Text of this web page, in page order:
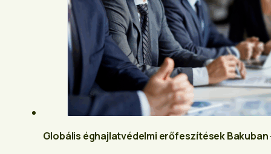
Globális éghajlatvédelmi erőfeszítések Bakuban